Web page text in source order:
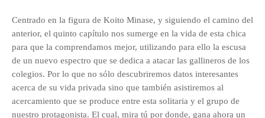
Centrado en la figura de Koito Minase, y siguiendo el camino del
anterior, el quinto capítulo nos sumerge en la vida de esta chica
para que la comprendamos mejor, utilizando para ello la escusa
de un nuevo espectro que se dedica a atacar las gallineros de los
colegios. Por lo que no sólo descubriremos datos interesantes
acerca de su vida privada sino que también asistiremos al
acercamiento que se produce entre esta solitaria y el grupo de
nuestro protagonista. El cual, mira tú por donde, gana ahora un